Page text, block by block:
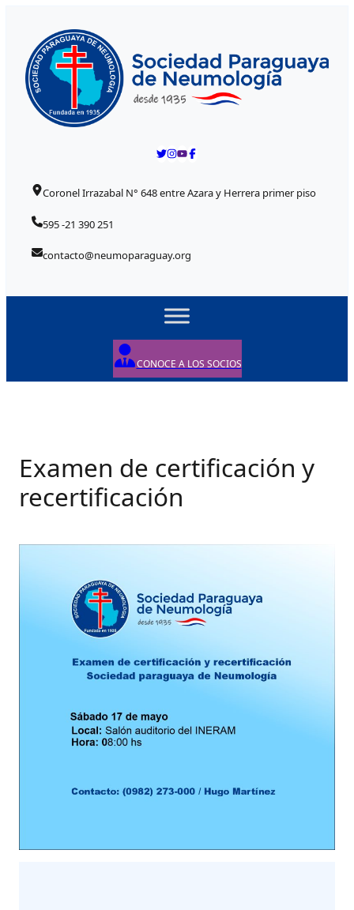
Coronel Irrazabal N° 648 entre Azara y Herrera primer piso
595 -21 390 251
contacto@neumoparaguay.org
CONOCE A LOS SOCIOS
Examen de certificación y
recertificación